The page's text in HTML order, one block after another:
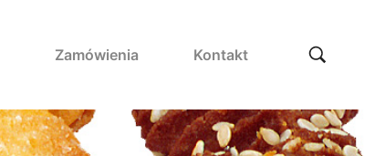
Zamówienia Kontakt